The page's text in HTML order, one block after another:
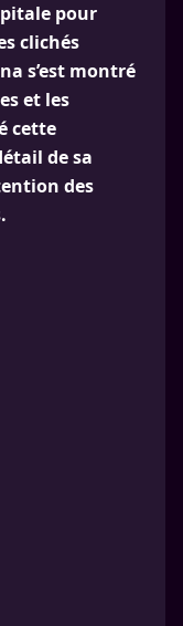
pour
clichés
s’est montré
et les
cette
de sa
des